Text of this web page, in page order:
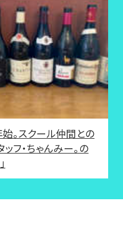
。スクール仲間との
フ・ちゃんみー。の